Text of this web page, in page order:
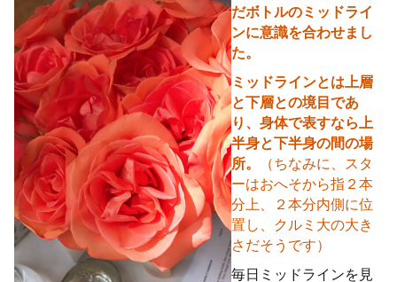
だボトルのミッドライ
ンに意識を合わせまし
た。
ミッドラインとは上層
と下層との境目であ
り、身体で表すなら上
半身と下半身の間の場
所。
（ちなみに、スタ
ーはおへそから指２本
分上、２本分内側に位
置し、クルミ大の大き
さだそうです）
毎日ミッドラインを見